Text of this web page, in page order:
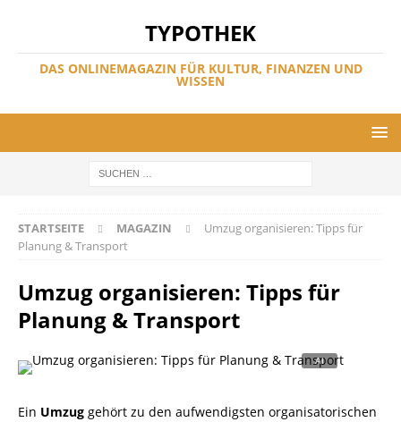
TYPOTHEK
DAS ONLINEMAGAZIN FÜR KULTUR, FINANZEN UND
WISSEN
STARTSEITE MAGAZIN
Umzug organisieren: Tipps für
Planung & Transport
Umzug organisieren: Tipps für
Planung & Transport
Ein Umzug gehört zu den aufwendigsten organisatorischen